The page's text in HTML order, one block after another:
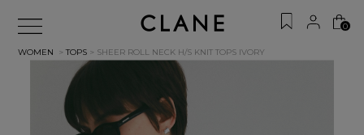
0
WOMEN >TOPS > SHEER ROLL NECK H/S KNIT TOPS IVORY